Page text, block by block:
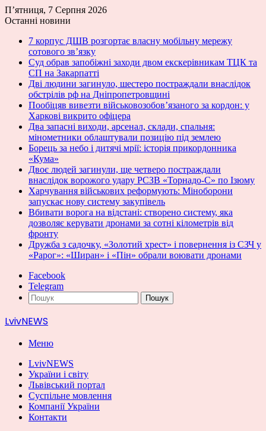
П’ятниця, 7 Серпня 2026
Останні новини
7 корпус ДШВ розгортає власну мобільну мережу
сотового зв’язку
Суд обрав запобіжні заходи двом екскерівникам ТЦК та
СП на Закарпатті
Дві людини загинуло, шестеро постраждали внаслідок
обстрілів рф на Дніпропетровщині
Пообіцяв вивезти військовозобов’язаного за кордон: у
Харкові викрито офіцера
Два запасні виходи, арсенал, склади, спальня:
мінометники облаштували позицію під землею
Борець за небо і дитячі мрії: історія прикордонника
«Кума»
Двоє людей загинули, ще четверо постраждали
внаслідок ворожого удару РСЗВ «Торнадо-С» по Ізюму
Харчування військових реформують: Міноборони
запускає нову систему закупівель
Вбивати ворога на відстані: створено систему, яка
дозволяє керувати дронами за сотні кілометрів від
фронту
Дружба з садочку, «Золотий хрест» і повернення із СЗЧ у
«Рарог»: «Ширан» і «Пін» обрали воювати дронами
Facebook
Telegram
Пошук
LvivNEWS
Меню
LvivNEWS
України і світу
Львівський портал
Суспільне мовлення
Компанії України
Контакти